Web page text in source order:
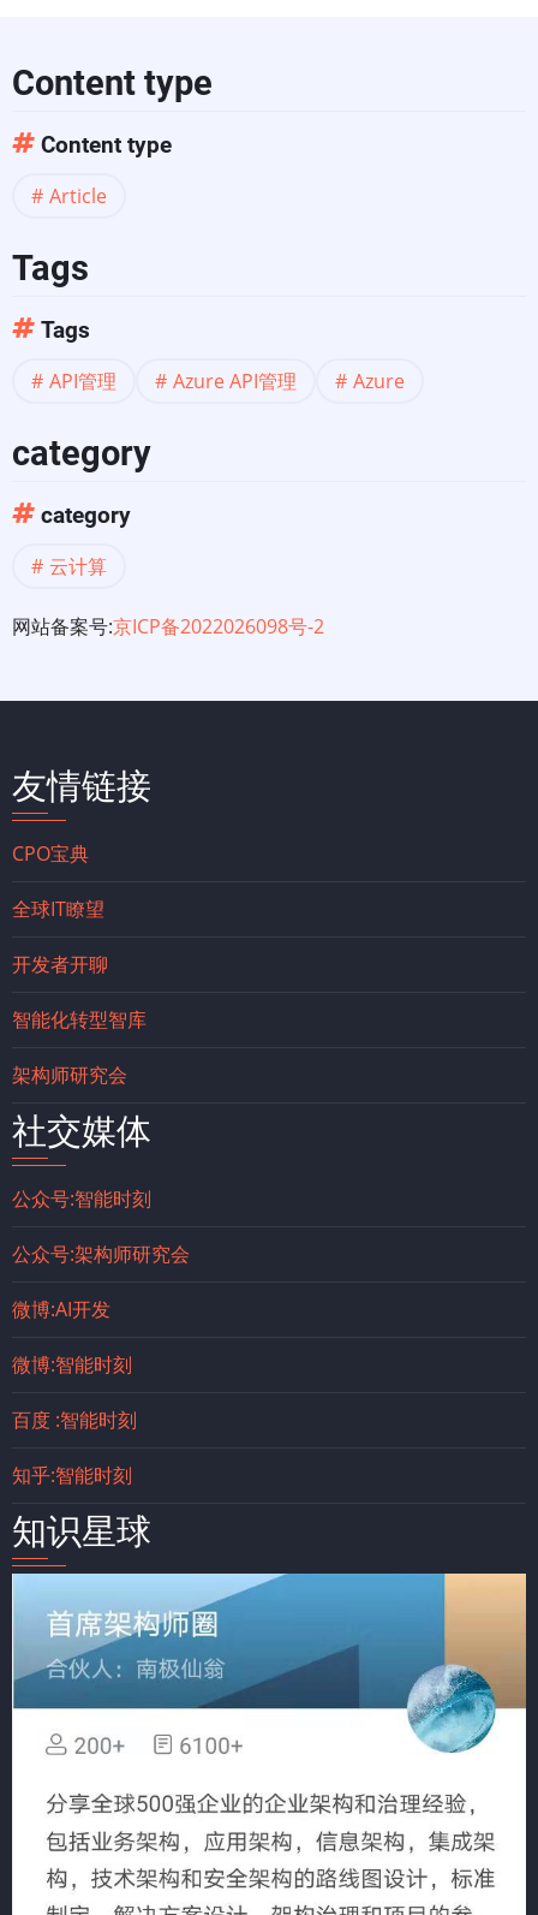
Content type
Content type
Article
Tags
Tags
API管理 Azure API管理 Azure
category
category
云计算
网站备案号:京ICP备2022026098号-2
友情链接
CPO宝典
全球IT瞭望
开发者开聊
智能化转型智库
架构师研究会
社交媒体
公众号:智能时刻
公众号:架构师研究会
微博:AI开发
微博:智能时刻
百度 :智能时刻
知乎:智能时刻
知识星球